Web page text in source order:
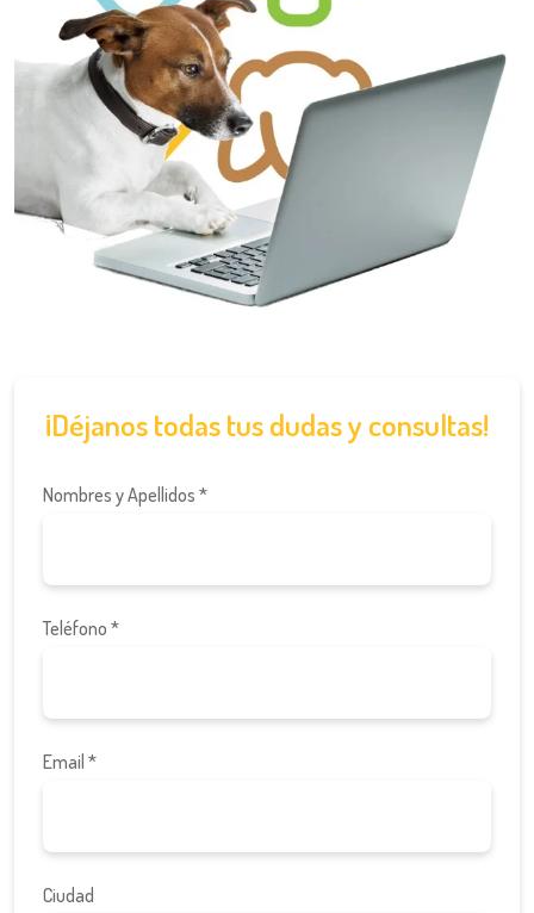
¡Déjanos todas tus dudas y consultas!
Nombres y Apellidos *
Teléfono *
Email *
Ciudad